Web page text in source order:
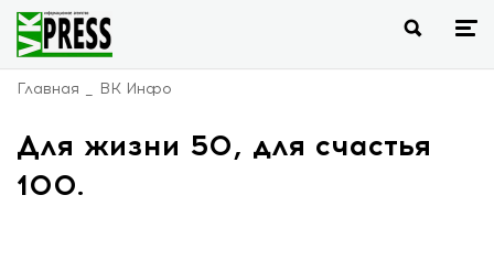
Главная ВК Инфо
Для жизни 50, для счастья
100.